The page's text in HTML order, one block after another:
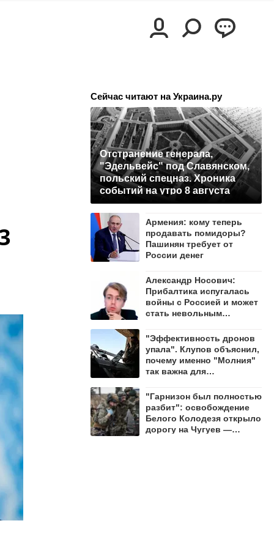
Сейчас читают на Украина.ру
Отстранение генерала,
"Эдельвейс" под Славянском,
польский спецназ. Хроника
событий на утро 8 августа
Армения: кому теперь
продавать помидоры?
Пашинян требует от
России денег
Александр Носович:
Прибалтика испугалась
войны с Россией и может
стать невольным
"Эффективность дронов
упала". Клупов объяснил,
почему именно "Молния"
так важна для
"Гарнизон был полностью
разбит": освобождение
Белого Колодезя открыло
дорогу на Чугуев —